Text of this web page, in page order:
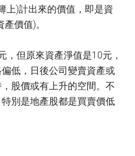
上)計出來的價值，即是資
價值)。
，但原來資產淨值是10元，
低，日後公司變賣資產或
股價或有上升的空間。不
別是地產股都是買賣價低